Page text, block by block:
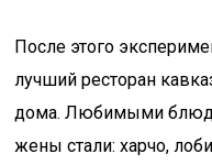
После этого
лучший ресторан
дома. Любимыми
жены стали: харчо,